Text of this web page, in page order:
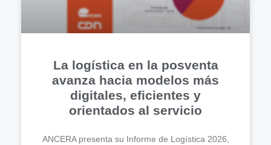
La logística en la posventa
avanza hacia modelos más
digitales, eficientes y
orientados al servicio
ANCERA presenta su Informe de Logística 2026,